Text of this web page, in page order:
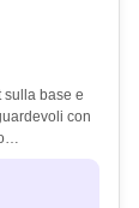
sulla base e
con